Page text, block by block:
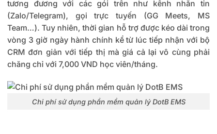
tương đương với các gói trên như kênh nhắn tin
(Zalo/Telegram), gọi trực tuyến (GG Meets, MS
Team…). Tuy nhiên, thời gian hỗ trợ được kéo dài trong
vòng 3 giờ ngày hành chính kể từ lúc tiếp nhận với bộ
CRM đơn giản với tiếp thị mà giá cả lại vô cùng phải
chăng chỉ với 7,000 VND học viên/tháng.
Chi phí sử dụng phần mềm quản lý DotB EMS